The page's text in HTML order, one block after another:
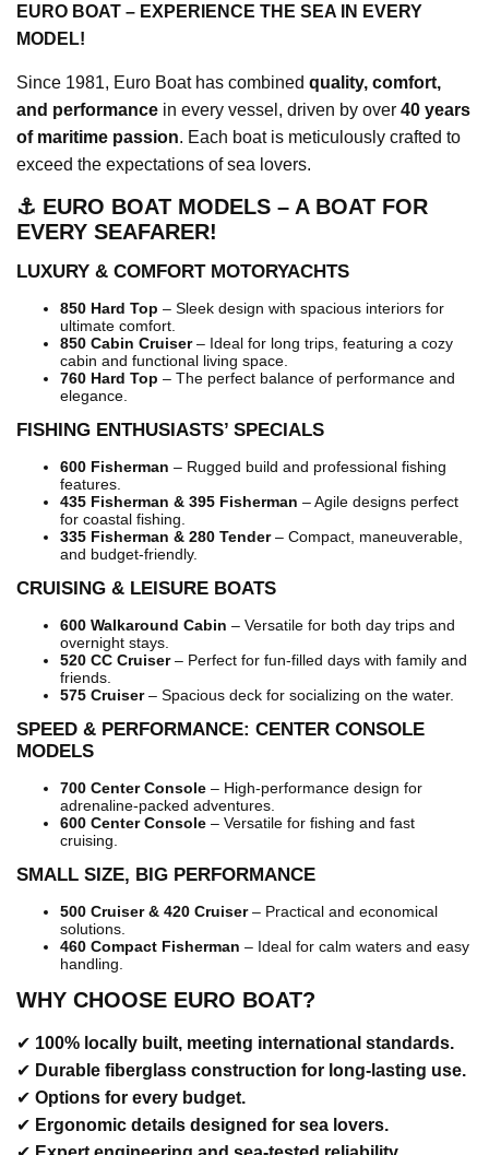
EURO BOAT – EXPERIENCE THE SEA IN EVERY
MODEL!
Since 1981, Euro Boat has combined quality, comfort,
and performance in every vessel, driven by over 40 years
of maritime passion. Each boat is meticulously crafted to
exceed the expectations of sea lovers.
⚓ EURO BOAT MODELS – A BOAT FOR
EVERY SEAFARER!
LUXURY & COMFORT MOTORYACHTS
850 Hard Top – Sleek design with spacious interiors for
ultimate comfort.
850 Cabin Cruiser– Ideal for long trips, featuring a cozy
cabin and functional living space.
760 Hard Top – The perfect balance of performance and
elegance.
FISHING ENTHUSIASTS’ SPECIALS
600 Fisherman – Rugged build and professional fishing
features.
435 Fisherman & 395 Fisherman – Agile designs perfect
for coastal fishing.
335 Fisherman & 280 Tender– Compact, maneuverable,
and budget-friendly.
CRUISING & LEISURE BOATS
600 Walkaround Cabin – Versatile for both day trips and
overnight stays.
520 CC Cruiser– Perfect for fun-filled days with family and
friends.
575 Cruiser– Spacious deck for socializing on the water.
SPEED & PERFORMANCE: CENTER CONSOLE
MODELS
700 Center Console – High-performance design for
adrenaline-packed adventures.
600 Center Console – Versatile for fishing and fast
cruising.
SMALL SIZE, BIG PERFORMANCE
500 Cruiser & 420 Cruiser– Practical and economical
solutions.
460 Compact Fisherman – Ideal for calm waters and easy
handling.
WHY CHOOSE EURO BOAT?
✔ 100% locally built, meeting international standards.
✔ Durable fiberglass construction for long-lasting use.
✔ Options for every budget.
✔ Ergonomic details designed for sea lovers.